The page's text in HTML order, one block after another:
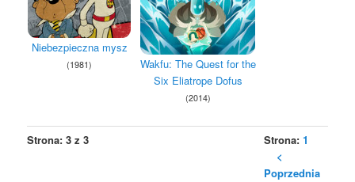
Niebezpieczna mysz
(1981)
Wakfu: The Quest for the
Six Eliatrope Dofus
(2014)
Strona: 3 z 3 Strona:1
<
Poprzednia